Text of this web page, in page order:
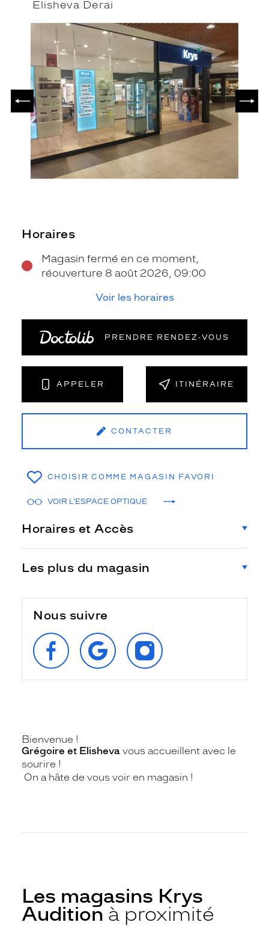
Elisheva Derai
PRÉCÉDENT
Horaires
Magasin fermé en ce moment,
réouverture 8 août 2026, 09:00
Voir les horaires
PRENDRE RENDEZ‑VOUS
APPELER ITINÉRAIRE
CONTACTER
CHOISIR COMME MAGASIN FAVORI
VOIR L'ESPACE OPTIQUE
Horaires et Accès
Les plus du magasin
Nous suivre
SUIVEZ‑NOUS
SUR
FACEBOOK
RETROUVEZ‑NOUS
SUR
GOOGLE
SUIVEZ‑NOUS
SUR
INSTAGRAM
Bienvenue !
Grégoire et Elisheva vous accueillent avec le
sourire !
On a hâte de vous voir en magasin !
Les magasins Krys
Audition à proximité